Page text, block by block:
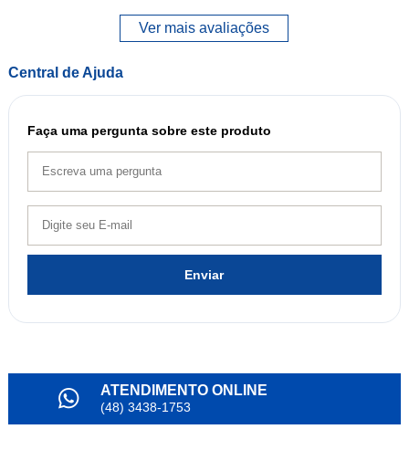
Ver mais avaliações
Central de Ajuda
Faça uma pergunta sobre este produto
Enviar
ATENDIMENTO ONLINE
(48) 3438-1753